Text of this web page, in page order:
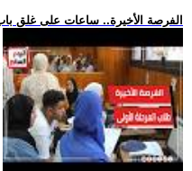
.. الفرصة الأخيرة.. ساعات على غلق